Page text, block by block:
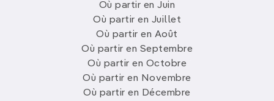
Où partir en Juin
Où partir en Juillet
Où partir en Août
Où partir en Septembre
Où partir en Octobre
Où partir en Novembre
Où partir en Décembre